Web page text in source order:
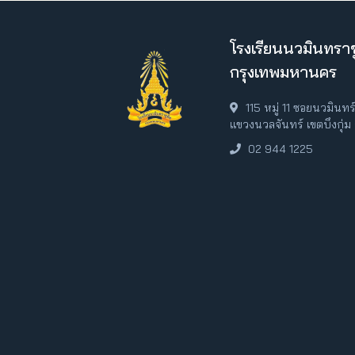
โรงเรียนนวมินทร
กรุงเทพมหานคร
115 หมู่ 11 ซอยนวมิน
แขวงนวลจันทร์ เขตบึงกุ่
02 944 1225